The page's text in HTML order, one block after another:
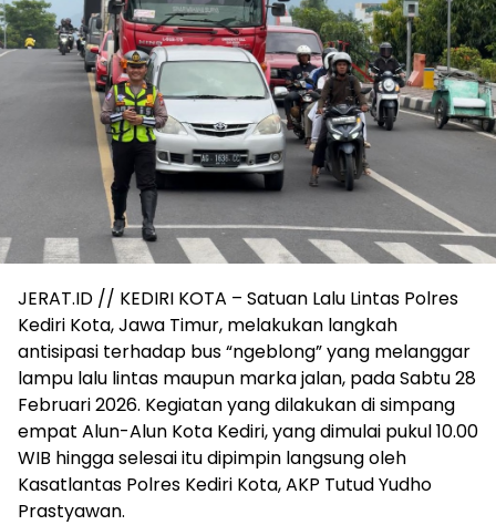
JERAT.ID // KEDIRI KOTA – Satuan Lalu Lintas Polres
Kediri Kota, Jawa Timur, melakukan langkah
antisipasi terhadap bus “ngeblong” yang melanggar
lampu lalu lintas maupun marka jalan, pada Sabtu 28
Februari 2026. Kegiatan yang dilakukan di simpang
empat Alun-Alun Kota Kediri, yang dimulai pukul 10.00
WIB hingga selesai itu dipimpin langsung oleh
Kasatlantas Polres Kediri Kota, AKP Tutud Yudho
Prastyawan.